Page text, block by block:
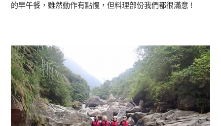
的早午餐，雖然動作有點慢，但料理部份我們都很滿意 !